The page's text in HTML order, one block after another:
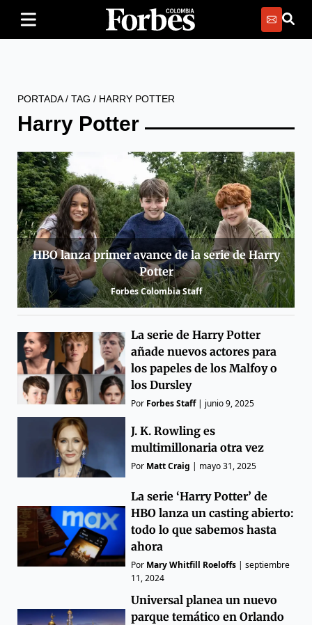
PORTADA/ TAG / HARRY POTTER
Harry Potter
HBO lanza primer avance de la serie de Harry
Potter
Forbes Colombia Staff
La serie de Harry Potter
añade nuevos actores para
los papeles de los Malfoy o
los Dursley
Por Forbes Staff| junio 9, 2025
J. K. Rowling es
multimillonaria otra vez
Por Matt Craig | mayo 31, 2025
La serie ‘Harry Potter’ de
HBO lanza un casting abierto:
todo lo que sabemos hasta
ahora
Por Mary Whitfill Roeloffs |septiembre
11, 2024
Universal planea un nuevo
parque temático en Orlando